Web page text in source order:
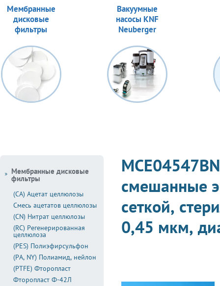
Мембранные
дисковые
фильтры
Вакуумные
насосы KNF
Neuberger
смешанные
сеткой,
0,45 мкм,
Мембранные дисковые
фильтры
(CA) Ацетат целлюлозы
Смесь ацетатов целлюлозы
(CN) Нитрат целлюлозы
(RC) Регенерированная
целлюлоза
(PES) Полиэфирсульфон
(PA, NY) Полиамид, нейлон
(PTFE) Фторопласт
Фторопласт Ф-42Л